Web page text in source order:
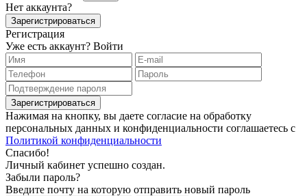
Нет аккаунта?
Зарегистрироваться
Регистрация
Уже есть аккаунт? Войти
Зарегистрироваться
Нажимая на кнопку, вы даете согласие на обработку
персональных данных и конфиденциальности соглашаетесь с
Политикой конфиденциальности
Спасибо!
Личный кабинет успешно создан.
Забыли пароль?
Введите почту на которую отправить новый пароль